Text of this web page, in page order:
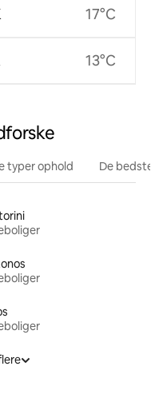
17°C
13°C
typer ophold De